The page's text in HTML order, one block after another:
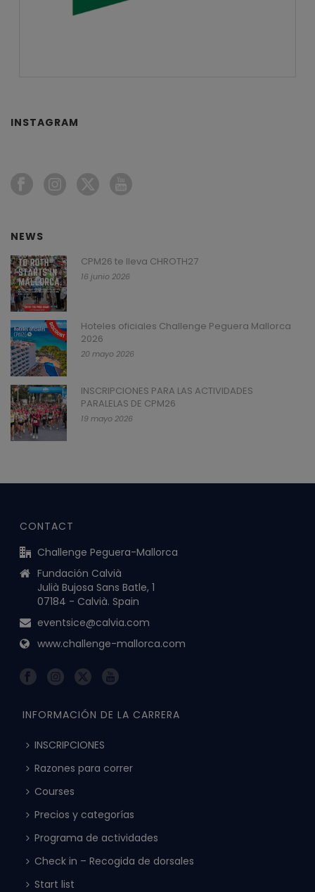
INSTAGRAM
NEWS
CPM26 te lleva CHROTH27
16 junio 2026
Hoteles oficiales Challenge Peguera Mallorca
2026
20 mayo 2026
INSCRIPCIONES PARA LAS ACTIVIDADES
PARALELAS DE CPM26
19 mayo 2026
CONTACT
Challenge Peguera-Mallorca
Fundación Calvià
Julià Bujosa Sans Batle, 1
07184 - Calvià. Spain
eventsice@calvia.com
www.challenge-mallorca.com
INFORMACIÓN DE LA CARRERA
INSCRIPCIONES
Razones para correr
Courses
Precios y categorías
Programa de actividades
Check in – Recogida de dorsales
Start list